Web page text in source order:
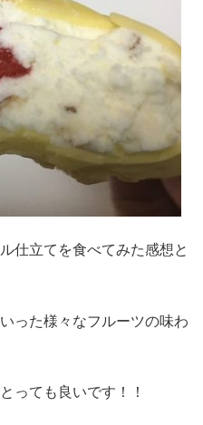
仕立てを食べてみた感想と
った様々なフルーツの味わ
っても良いです！！